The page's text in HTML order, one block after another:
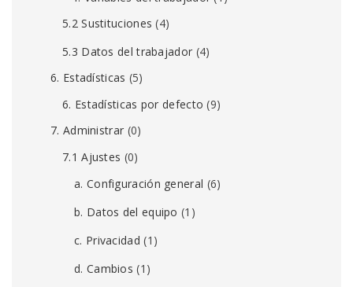
5.2 Sustituciones (4)
5.3 Datos del trabajador (4)
6. Estadísticas (5)
6. Estadísticas por defecto (9)
7. Administrar (0)
7.1 Ajustes (0)
a. Configuración general (6)
b. Datos del equipo (1)
c. Privacidad (1)
d. Cambios (1)